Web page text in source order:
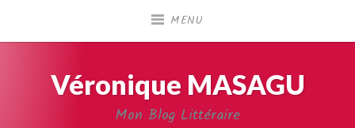
MENU
Véronique MASAGU
Mon Blog Littéraire